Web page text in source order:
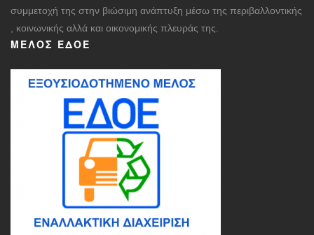
συμμετοχή της στην βιώσιμη ανάπτυξη μέσω της περιβαλλοντικής
, κοινωνικής αλλά και οικονομικής πλευράς της.
ΜΈΛΟΣ ΕΔΟΕ